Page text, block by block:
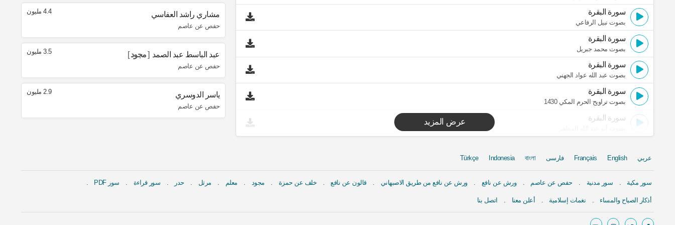
سورة البقرة
بصوت نبيل الرفاعي
سورة البقرة
بصوت محمد جبريل
سورة البقرة
بصوت عبد الله عواد الجهني
سورة البقرة
بصوت تراويح الحرم المكي 1430
سورة البقرة عرض المزيد
مشاري راشد العفاسي
حفص عن عاصم
4.4 مليون
عبد الباسط عبد الصمد مجود
حفص عن عاصم
3.5 مليون
ياسر الدوسري
حفص عن عاصم
2.9 مليون
عربي English
Français فارسی বাংলা
Indonesia
Türkçe
سور مكية سور مدنية حفص عن عاصم ورش عن نافع ورش عن نافع من طريق الاصبهاني قالون عن نافع خلف عن حمزة مجود معلم مرتل حدر سور قراءة سور PDF
أذكار الصباح والمساء نغمات إسلامية أعلن معنا اتصل بنا